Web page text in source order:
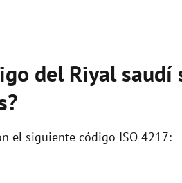
del Riyal
el siguiente código ISO 4217: